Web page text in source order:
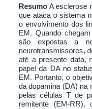
Resumo A esclerose
que ataca o sistema
o envolvimento dos
EM. Quando
são expostas a
neurotransmissores,
até a presente data,
papel da DA no
EM. Portanto, o
da dopamina (DA) na
pelas células T de
remitente (EM-RR),